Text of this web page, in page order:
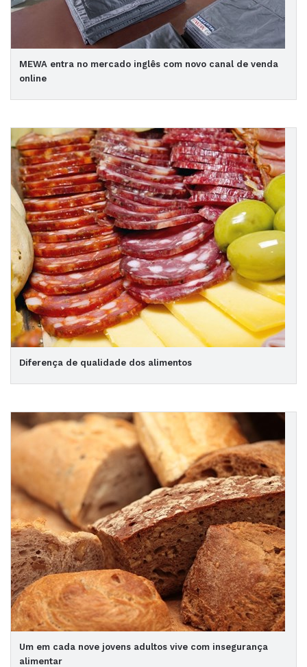
MEWA entra no mercado inglês com novo canal de venda
online
Diferença de qualidade dos alimentos
Um em cada nove jovens adultos vive com insegurança
alimentar